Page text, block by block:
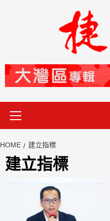
HOME 建立指標
建立指標